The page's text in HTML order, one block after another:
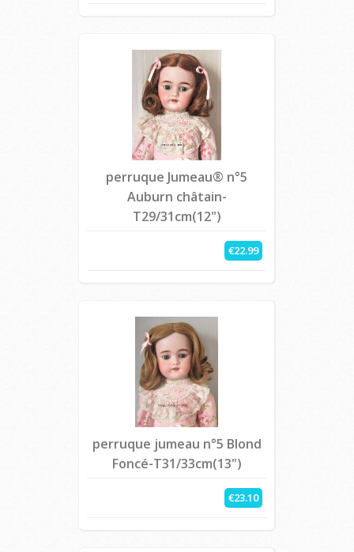
perruque Jumeau® n°5
Auburn châtain-
T29/31cm(12")
€22.99
perruque jumeau n°5 Blond
Foncé-T31/33cm(13")
€23.10